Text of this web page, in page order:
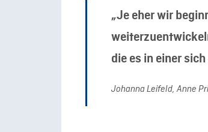
„Je eher wir
die es in einer
Johanna Leifeld, Anne